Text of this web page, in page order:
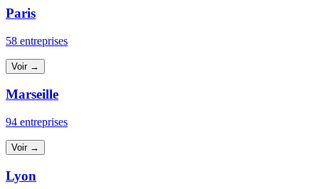
Paris
58 entreprises
Voir →
Marseille
94 entreprises
Voir →
Lyon